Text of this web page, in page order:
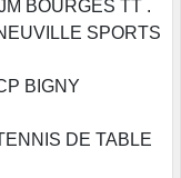
BOURGES TT .
SPORTS
BIGNY
DE TABLE